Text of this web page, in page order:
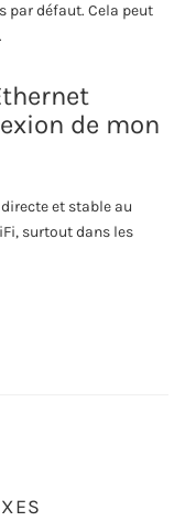
par défaut. Cela peut
de mon
et stable au
surtout dans les